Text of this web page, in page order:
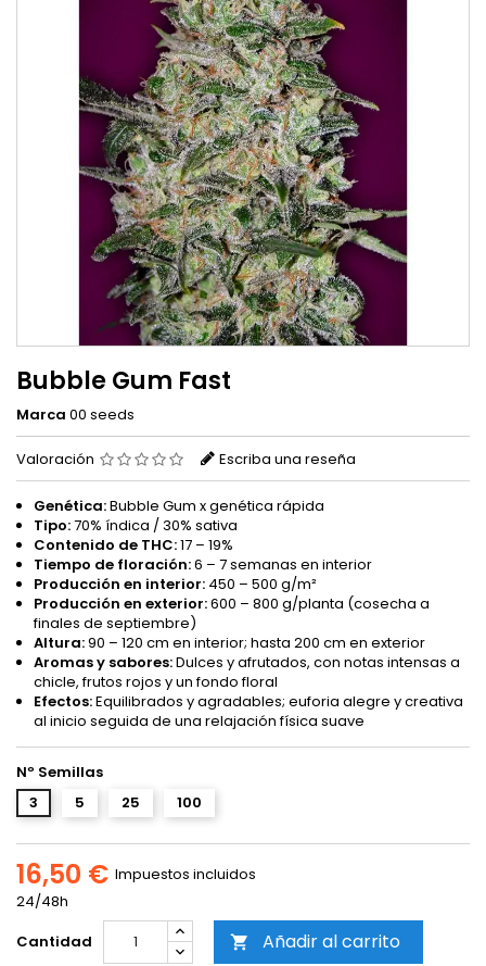
Bubble Gum Fast
Marca 00 seeds
Valoración Escriba una reseña
Genética:Bubble Gum x genética rápida
Tipo:70% índica / 30% sativa
Contenido de THC:17 – 19%
Tiempo de floración:6 – 7 semanas en interior
Producción en interior: 450 – 500 g/m²
Producción en exterior:600 – 800 g/planta (cosecha a
finales de septiembre)
Altura:90 – 120 cm en interior; hasta 200 cm en exterior
Aromas y sabores:Dulces y afrutados, con notas intensas a
chicle, frutos rojos y un fondo floral
Efectos:Equilibrados y agradables; euforia alegre y creativa
al inicio seguida de una relajación física suave
Nº Semillas
3
5 25 100
16,50 € Impuestos incluidos
24/48h
Cantidad
 Añadir al carrito